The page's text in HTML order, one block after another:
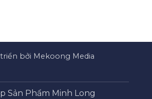
bởi Mekoong Media
Sản Phẩm Minh Long